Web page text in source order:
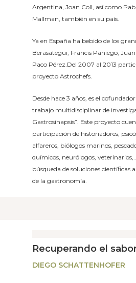
Argentina, Joan Coll, así como
Mallman, también en su país.
Ya en España ha bebido de los
Berasategui, Francis Paniego,
Paco Pérez.Del 2007 al 2013
proyecto Astrochefs.
Desde hace 3 años, es el
trabajo multidisciplinar de
Gastrosinapsis”. Este proyecto
participación de historiadores,
alfareros, biólogos marinos,
químicos, neurólogos,
búsqueda de soluciones científicas
de la gastronomía.
Recuperando el
DIEGO SCHATTENHOFER